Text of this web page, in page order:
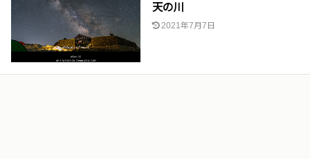
天の川
2021年7月7日